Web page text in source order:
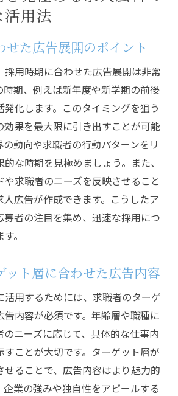
用法
せた広告展開のポイント
採用時期に合わせた広告展開は非常
時期、例えば新年度や新学期の前後
化します。このタイミングを狙う
効果を最大限に引き出すことが可能
動向や求職者の行動パターンをリ
な時期を見極めましょう。また、
求職者のニーズを反映させること
広告が作成できます。こうしたア
募者の注目を集め、迅速な採用につ
。
ット層に合わせた広告内容
活用するためには、求職者のターゲ
告内容が必須です。年齢層や職種に
のニーズに応じて、具体的な仕事内
ことが大切です。ターゲット層が
ることで、広告内容はより魅力的
企業の強みや独自性をアピールする